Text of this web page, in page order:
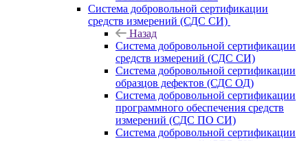
Система добровольной сертификации
средств измерений (СДС СИ)
Назад
Система добровольной сертификации
средств измерений (СДС СИ)
Система добровольной сертификации
образцов дефектов (СДС ОД)
Система добровольной сертификации
программного обеспечения средств
измерений (СДС ПО СИ)
Система добровольной сертификации